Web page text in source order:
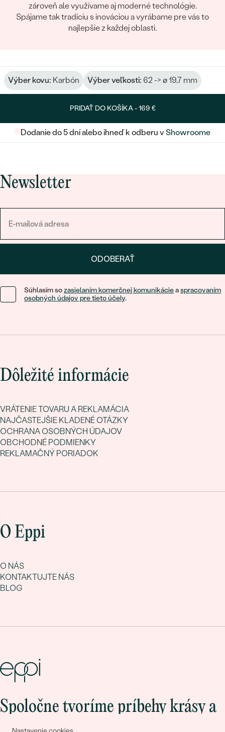
zároveň ale využívame aj moderné technológie.
Spájame tak tradíciu s inováciou a vyrábame pre vás to
najlepšie z každej oblasti.
Výber kovu: Karbón Výber veľkosti: 62 -> ø 19,7 mm
PRIDAŤ DO KOŠÍKA -169 €
Dodanie do 5 dní alebo ihneď k odberu v Showroome
Newsletter
ODOBERAŤ
Súhlasím sozasielaním komerčnej komunikácieaspracovaním
osobných údajov pre tieto účely.
Dôležité informácie
VRÁTENIE TOVARU A REKLAMÁCIA
NAJČASTEJŠIE KLADENÉ OTÁZKY
OCHRANA OSOBNÝCH ÚDAJOV
OBCHODNÉ PODMIENKY
REKLAMAČNÝ PORIADOK
O Eppi
O NÁS
KONTAKTUJTE NÁS
BLOG
Spoločne tvoríme príbehy krásy a
lásky